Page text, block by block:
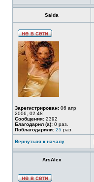
Saida
Зарегистрирован: 06 апр
2006, 02:48
Сообщения: 2392
Благодарил (а): 0 раз.
Поблагодарили: 25 раз.
Вернуться к началу
ArsAlex